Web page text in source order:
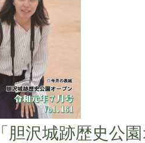
胆沢城跡歴史公